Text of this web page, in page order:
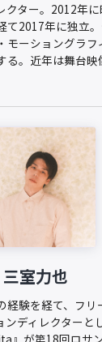
クター。2012年
て2017年に独立
モーショングラフ
る。近年は舞台映
三室力也
経験を経て、フリ
ンディレクターと